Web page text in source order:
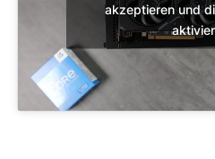
akzeptieren und